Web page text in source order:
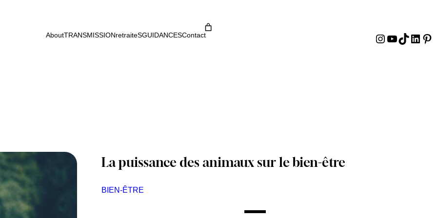
AboutTRANSMISSIONretraiteSGUIDANCESContact Instagram
YouTube
TikTok
La puissance des animaux sur le bien-être
BIEN-ÊTRE